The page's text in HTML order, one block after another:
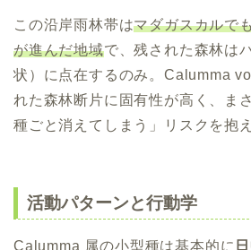
この沿岸雨林帯はマダガスカルで
が進んだ地域で、残された森林は
状）に点在するのみ。Calumma
れた森林断片に固有性が高く、ま
種ごと消えてしまう」リスクを抱
活動パターンと行動学
Calumma 属の小型種は基本的に